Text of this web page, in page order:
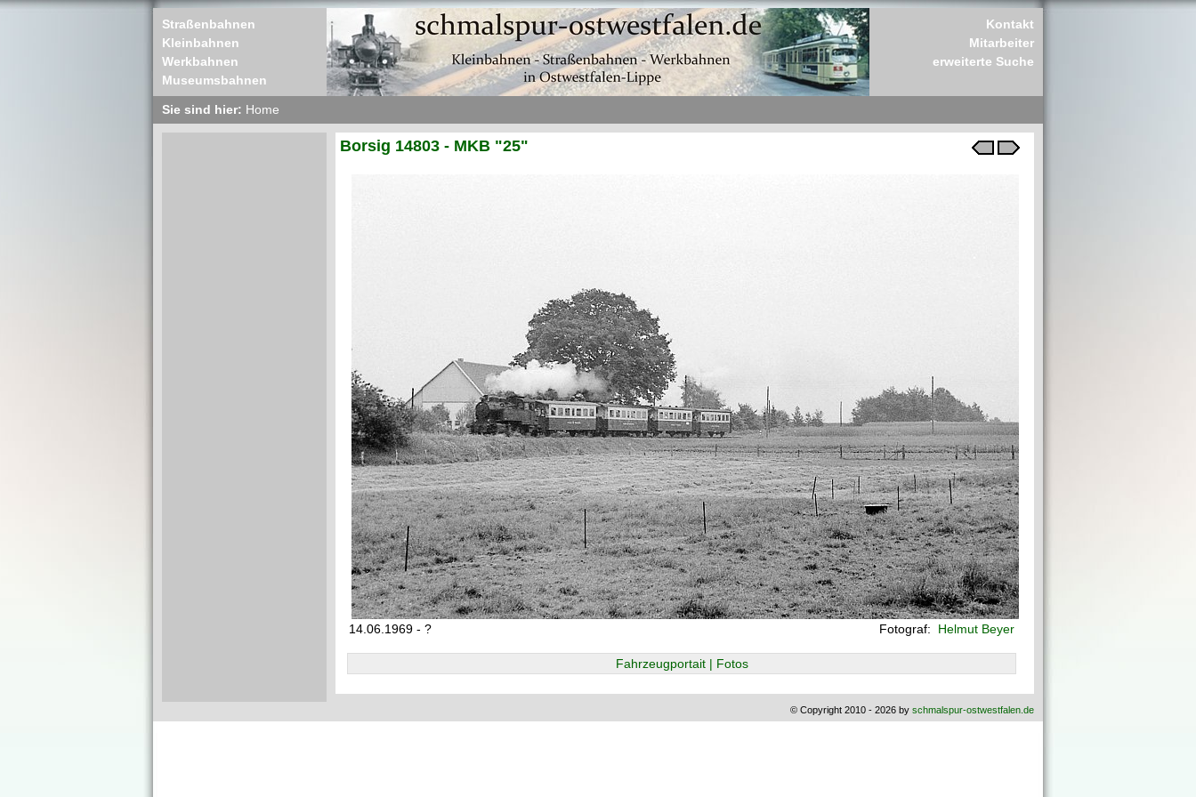
Straßenbahnen
Kleinbahnen
Werkbahnen
Museumsbahnen
Kontakt
Mitarbeiter
erweiterte Suche
Sie sind hier: Home
Borsig 14803 - MKB "25"
14.06.1969 - ? Fotograf: Helmut Beyer
Fahrzeugportait | Fotos
© Copyright 2010 - 2026 by schmalspur-ostwestfalen.de